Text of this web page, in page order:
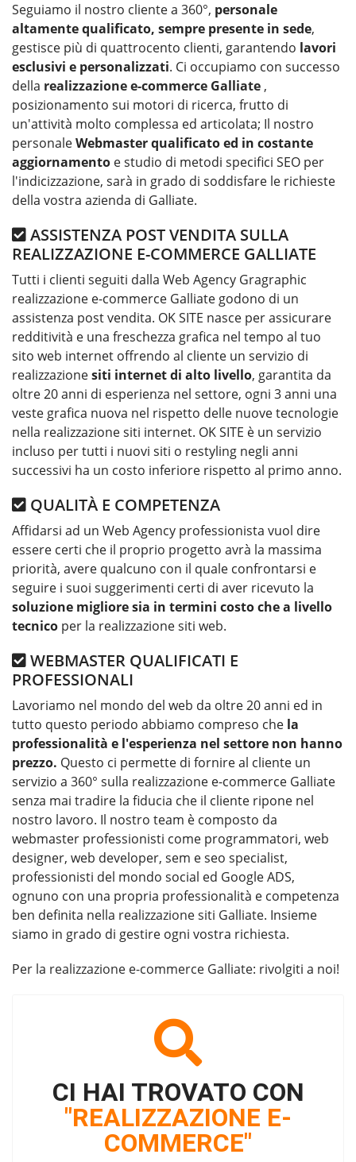
Seguiamo il nostro cliente a 360°, personale
altamente qualificato, sempre presente in sede,
gestisce più di quattrocento clienti, garantendo lavori
esclusivi e personalizzati. Ci occupiamo con successo
della realizzazione e-commerce Galliate ,
posizionamento sui motori di ricerca, frutto di
un'attività molto complessa ed articolata; Il nostro
personaleWebmaster qualificato ed in costante
aggiornamento e studio di metodi specifici SEO per
l'indicizzazione, sarà in grado di soddisfare le richieste
della vostra azienda di Galliate.
ASSISTENZA POST VENDITA SULLA
REALIZZAZIONE E-COMMERCE GALLIATE
Tutti i clienti seguiti dalla Web Agency Gragraphic
realizzazione e-commerce Galliate godono di un
assistenza post vendita. OK SITE nasce per assicurare
redditività e una freschezza grafica nel tempo al tuo
sito web internet offrendo al cliente un servizio di
realizzazionesiti internet di alto livello, garantita da
oltre 20 anni di esperienza nel settore, ogni 3 anni una
veste grafica nuova nel rispetto delle nuove tecnologie
nella realizzazione siti internet. OK SITE è un servizio
incluso per tutti i nuovi siti o restyling negli anni
successivi ha un costo inferiore rispetto al primo anno.
QUALITÀ E COMPETENZA
Affidarsi ad un Web Agency professionista vuol dire
essere certi che il proprio progetto avrà la massima
priorità, avere qualcuno con il quale confrontarsi e
seguire i suoi suggerimenti certi di aver ricevuto la
soluzione migliore sia in termini costo che a livello
tecnico per la realizzazione siti web.
WEBMASTER QUALIFICATI E
PROFESSIONALI
Lavoriamo nel mondo del web da oltre 20 anni ed in
tutto questo periodo abbiamo compreso che la
professionalità e l'esperienza nel settore non hanno
prezzo. Questo ci permette di fornire al cliente un
servizio a 360° sulla realizzazione e-commerce Galliate
senza mai tradire la fiducia che il cliente ripone nel
nostro lavoro. Il nostro team è composto da
webmaster professionisti come programmatori, web
designer, web developer, sem e seo specialist,
professionisti del mondo social ed Google ADS,
ognuno con una propria professionalità e competenza
ben definita nella realizzazione siti Galliate. Insieme
siamo in grado di gestire ogni vostra richiesta.
Per la realizzazione e-commerce Galliate: rivolgiti a noi!
CI HAI TROVATO CON
"REALIZZAZIONE E-
COMMERCE"